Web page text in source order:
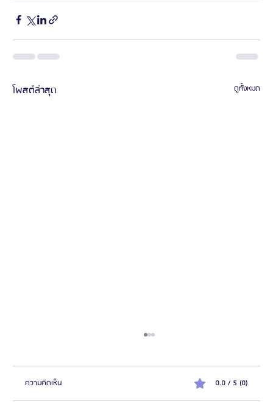
โพสต์ล่าสุด ดูทั้งหมด
ความคิดเห็น 0.0 / 5 (0)